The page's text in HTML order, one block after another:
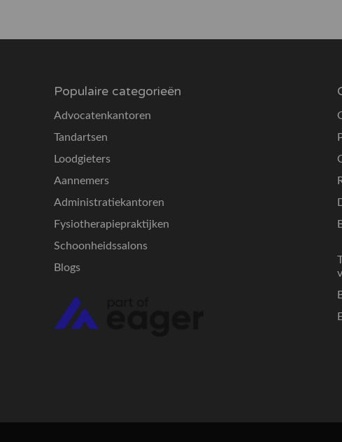
Populaire categorieën
Advocatenkantoren
Tandartsen
Loodgieters
Aannemers
Administratiekantoren
Fysiotherapiepraktijken
Schoonheidssalons
Blogs